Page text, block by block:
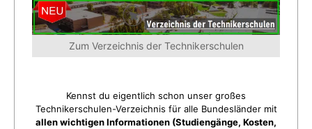
Zum Verzeichnis der Technikerschulen
Kennst du eigentlich schon unser großes
Technikerschulen-Verzeichnis für alle Bundesländer mit
allen wichtigen Informationen (Studiengänge, Kosten,